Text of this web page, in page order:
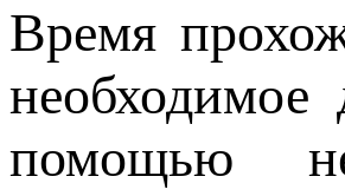
Время
помощью